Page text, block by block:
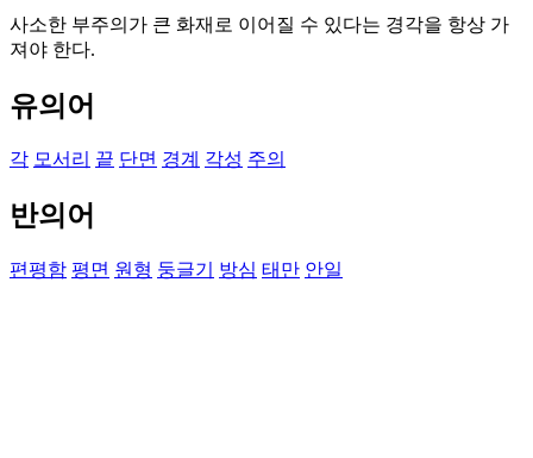
사소한 부주의가 큰 화재로 이어질 수 있다는 경각을 항상 가
져야 한다.
유의어
각 모서리 끝 단면 경계 각성 주의
반의어
편평함 평면 원형 둥글기 방심 태만 안일